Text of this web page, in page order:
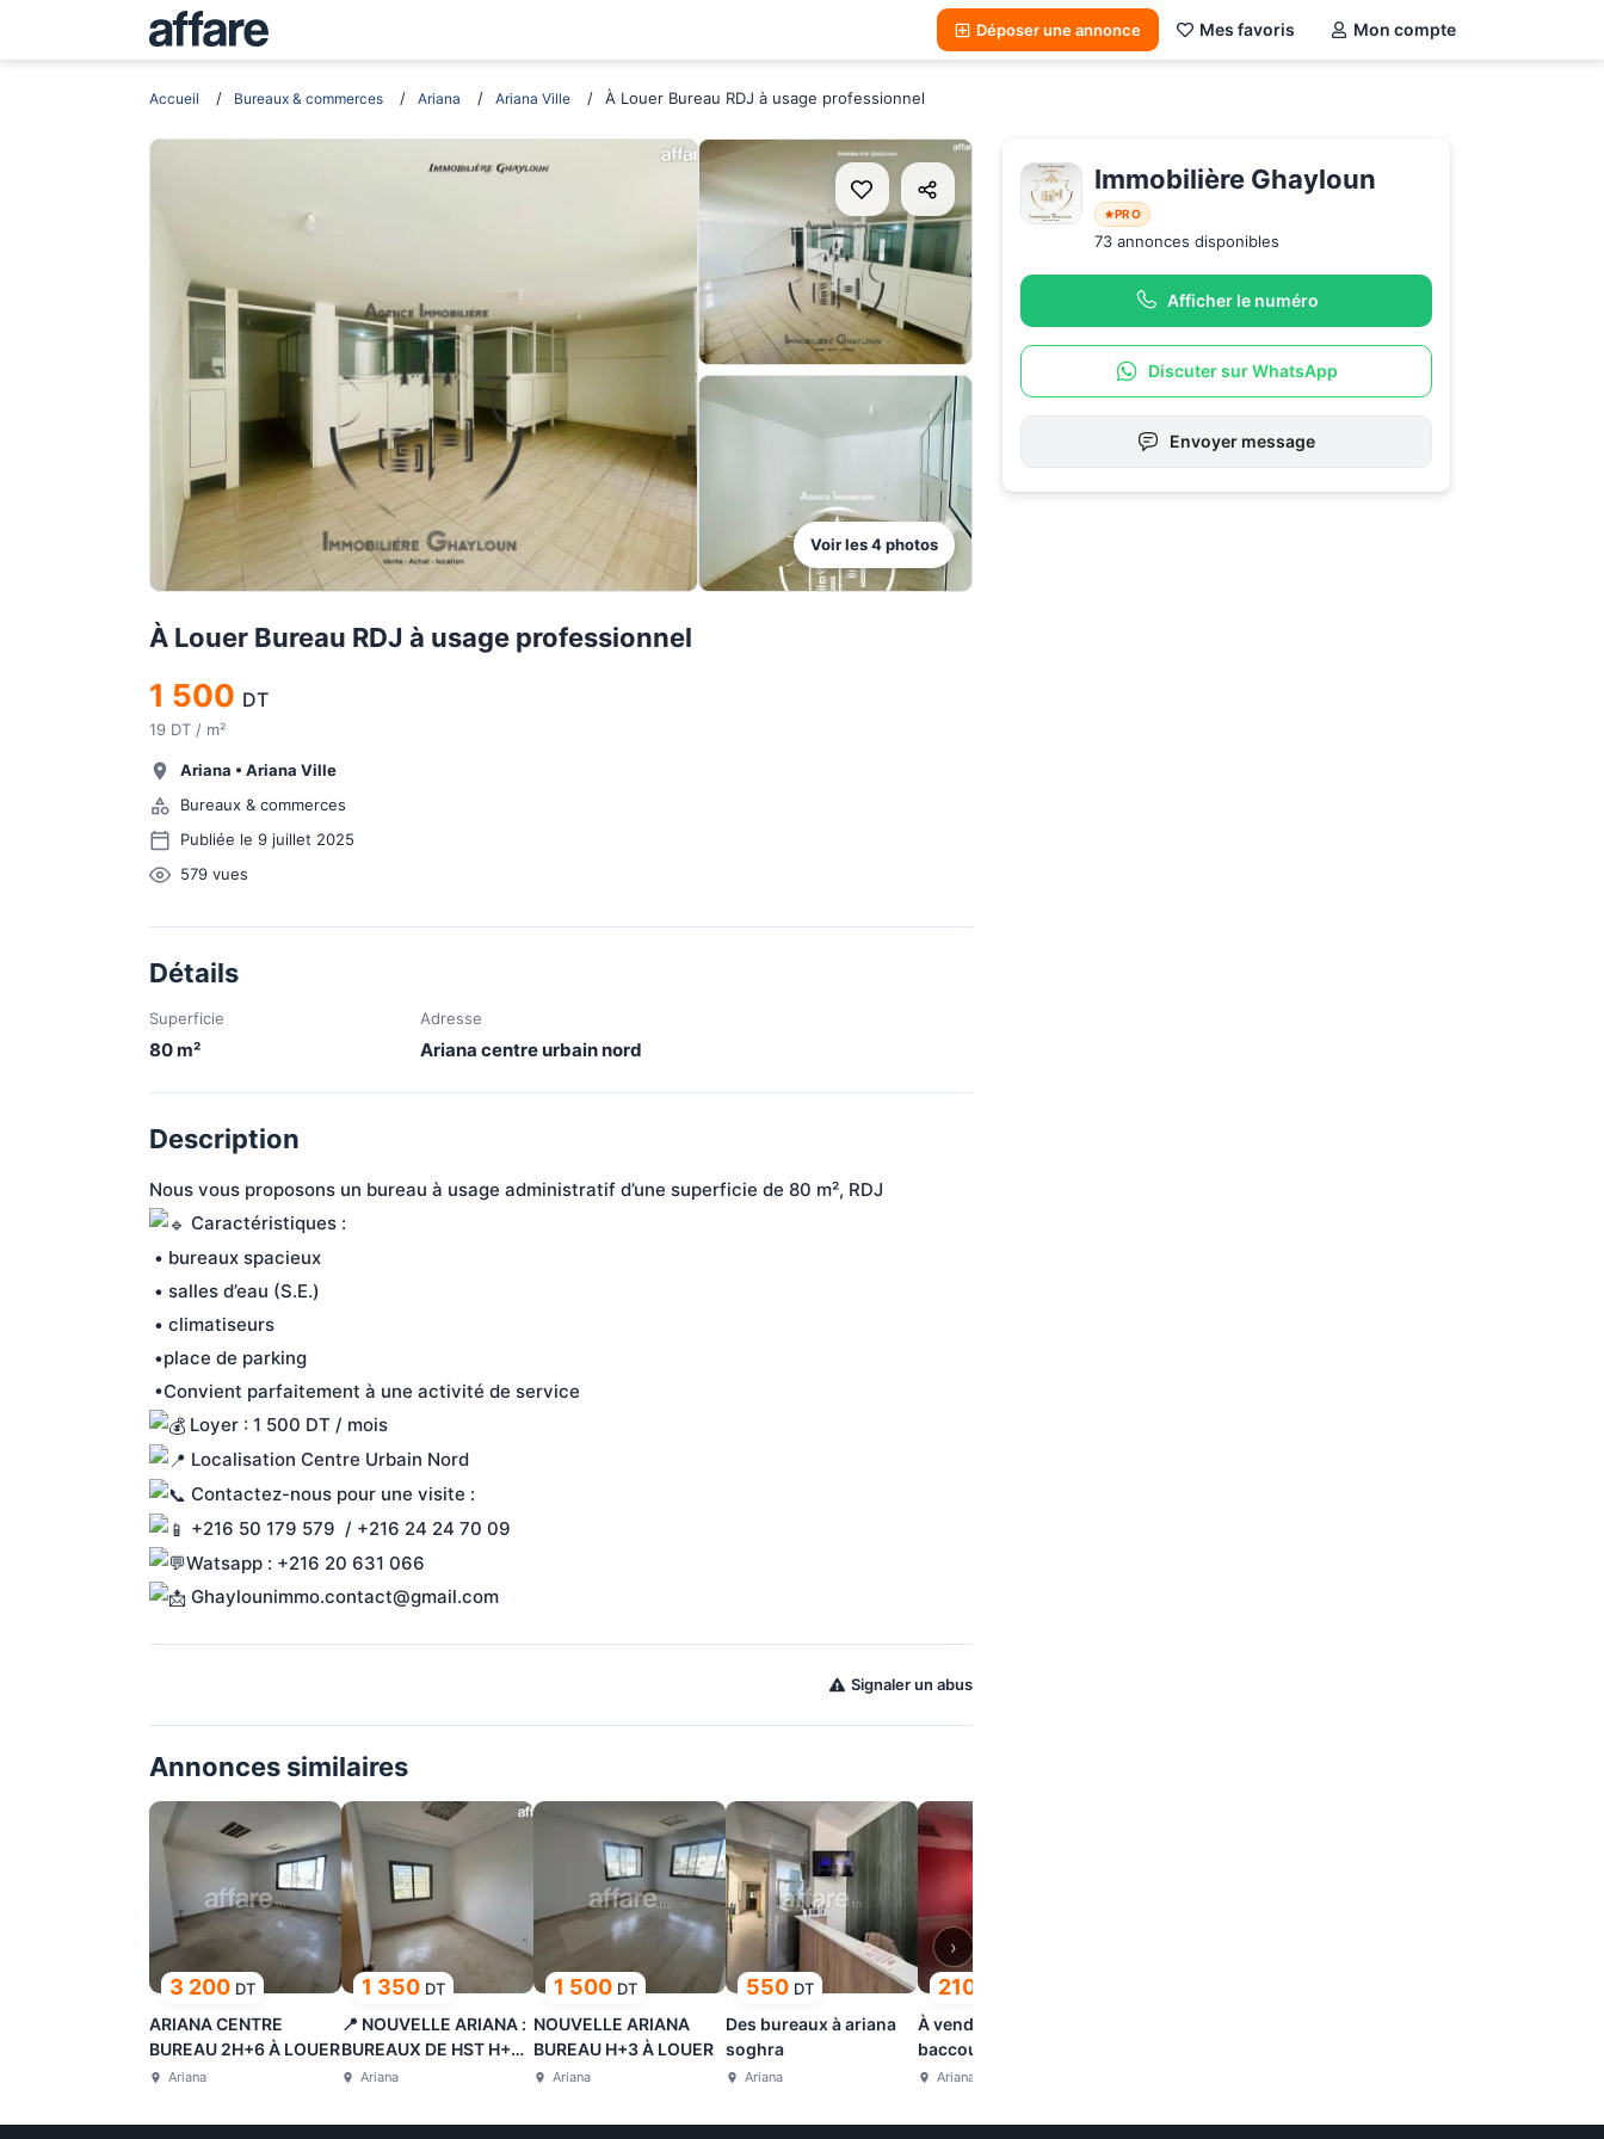
Déposer une annonce Mes favoris Mon compte
Accueil Bureaux & commerces Ariana Ariana Ville À Louer Bureau RDJ à usage professionnel
Voir les4photos
À Louer Bureau RDJ à usage professionnel
1 500 DT
19 DT / m²
Ariana • Ariana Ville
Bureaux & commerces
Publiée le 9 juillet 2025
579vues
Détails
Superficie
80m²
Adresse
Ariana centre urbain nord
Description
Nous vous proposons un bureau à usage administratif d’une superficie de 80 m², RDJ
Caractéristiques :
• bureaux spacieux
• salles d’eau (S.E.)
• climatiseurs
•place de parking
•Convient parfaitement à une activité de service
Loyer : 1 500 DT / mois
Localisation Centre Urbain Nord
Contactez-nous pour une visite :
+216 50 179 579  / +216 24 24 70 09
Watsapp : +216 20 631 066
Ghaylounimmo.contact@gmail.com
Signaler un abus
Annonces similaires
3 200 DT
ARIANA CENTRE
BUREAU 2H+6 À LOUER
Ariana
1 350 DT
📍 NOUVELLE ARIANA :
BUREAUX DE HST H+3
À LOUE
Ariana
1 500 DT
NOUVELLE ARIANA
BUREAU H+3 À LOUER
Ariana
550 DT
Des bureaux à ariana
soghra
Ariana
210 000
À vendre à ariana borj
baccouche
Ariana
›
Immobilière Ghayloun
PRO
73 annonces disponibles
Afficher le numéro
Discuter sur WhatsApp
Envoyer message